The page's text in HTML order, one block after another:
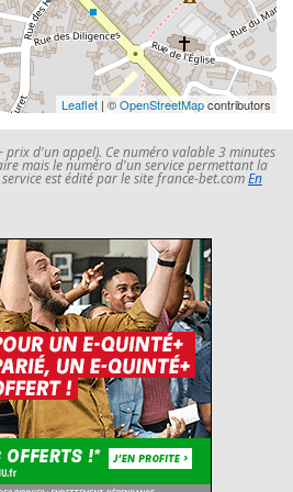
Leaflet | ©OpenStreetMapcontributors
prix d'un appel). Ce numéro valable 3 minutes
mais le numéro d'un service permettant la
est édité par le site france-bet.comEn